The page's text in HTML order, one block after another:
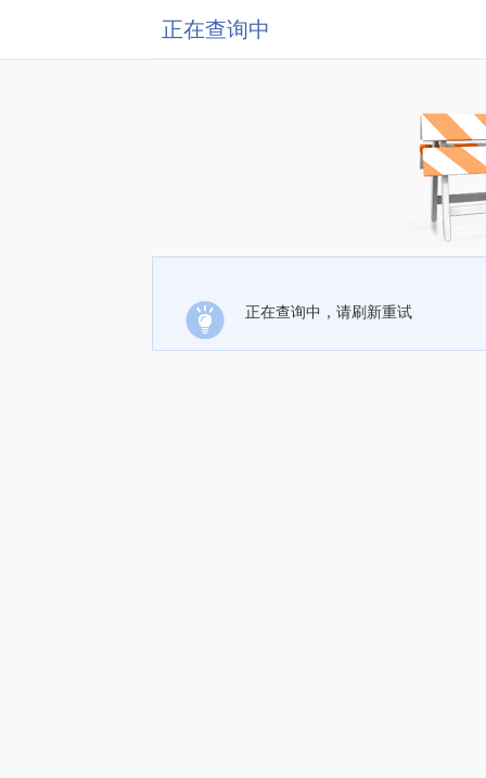
正在查询中
正在查询中，请刷新重试